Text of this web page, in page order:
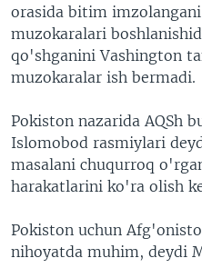
orasida bitim
muzokaralari
qo'shganini Vashington
muzokaralar ish bermadi.
Pokiston nazarida AQSh
Islomobod rasmiylari
masalani chuqurroq
harakatlarini ko'ra olish
Pokiston uchun
nihoyatda muhim, deydi